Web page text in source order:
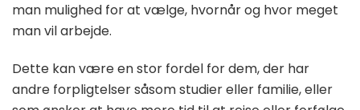
man mulighed for at vælge, hvornår og hvor meget
man vil arbejde.
Dette kan være en stor fordel for dem, der har
andre forpligtelser såsom studier eller familie, eller